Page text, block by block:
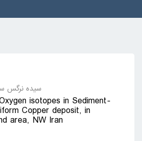
سیده نرگس
isotopes in Sediment-
Copper deposit, in
area, NW Iran